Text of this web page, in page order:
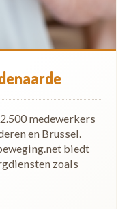
medewerkers
en Brussel.
biedt
zoals